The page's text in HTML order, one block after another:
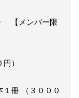
【メンバー限
）
１冊 （３０００